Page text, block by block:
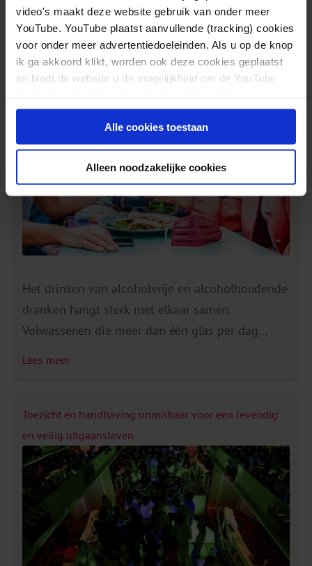
video's maakt deze website gebruik van onder meer
YouTube. YouTube plaatst aanvullende (tracking) cookies
voor onder meer advertentiedoeleinden. Als u op de knop
ik ga akkoord klikt, worden ook deze cookies geplaatst
en biedt de website u de mogelijkheid om de YouTube
intrekken.
Alle cookies toestaan
Alleen noodzakelijke cookies
Toezicht en handhaving onmisbaar voor een levendig
en veilig uitgaansleven
Volwassenen drinken alcoholvrije dranken vooral náást
alcohol
Het drinken van alcoholvrije en alcoholhoudende
dranken hangt sterk met elkaar samen.
Volwassenen die meer dan één glas per dag
dus vooral als aanvulling op alcohol worden
gedronken. Meer dan de helft van de
volwassenen geeft […]
Lees meer